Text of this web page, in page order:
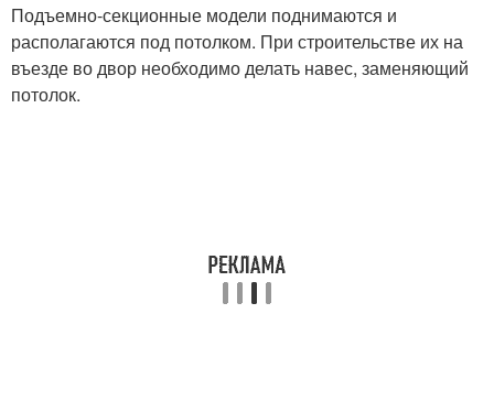
Подъемно-секционные модели поднимаются и
располагаются под потолком. При строительстве их на
въезде во двор необходимо делать навес, заменяющий
потолок.